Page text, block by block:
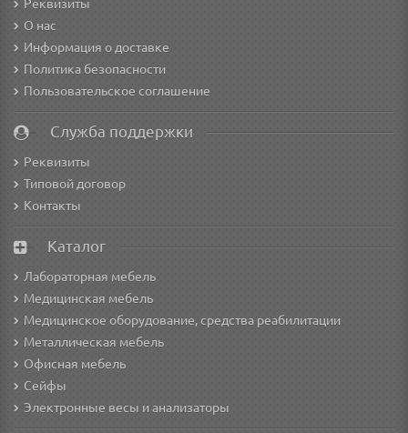
Реквизиты
О нас
Информация о доставке
Политика безопасности
Пользовательское соглашение
Служба поддержки
Реквизиты
Типовой договор
Контакты
Каталог
Лабораторная мебель
Медицинская мебель
Медицинское оборудование, средства реабилитации
Металлическая мебель
Офисная мебель
Сейфы
Электронные весы и анализаторы